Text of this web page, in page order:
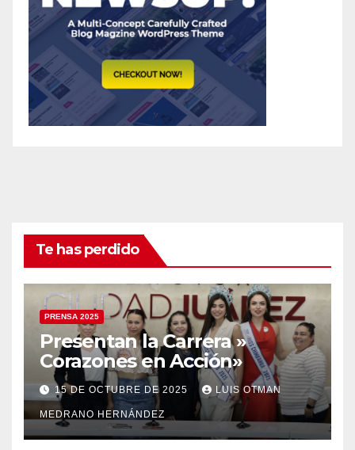
Te has perdido
PRENSA 2025
Presentan la Carrera »
Corazones en Acción»
15 DE OCTUBRE DE 2025 LUIS OTMAN
MEDRANO HERNÁNDEZ